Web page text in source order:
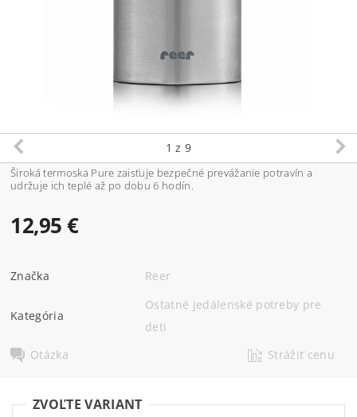
1 z 9
Široká termoska Pure zaisťuje bezpečné prevážanie potravín a
udržuje ich teplé až po dobu 6 hodín.
12,95 €
Značka Reer
Kategória
Ostatné jedálenské potreby pre
deti
Otázka
Strážiť cenu
ZVOĽTE VARIANT